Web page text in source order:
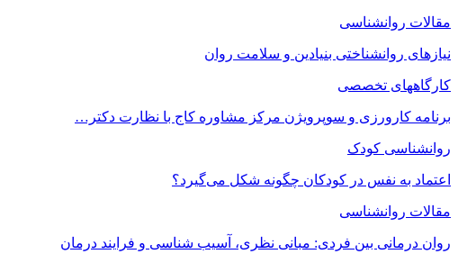
مقالات روانشناسی
نیازهای روانشناختی بنیادین و سلامت روان
کارگاههای تخصصی
برنامه کارورزی و سوپرویژن مرکز مشاوره کاج با نظارت دکتر…
روانشناسی کودک
اعتماد به‌ نفس در کودکان چگونه شکل می‌گیرد؟
مقالات روانشناسی
روان درمانی بین فردی: مبانی نظری، آسیب شناسی و فرایند درمان